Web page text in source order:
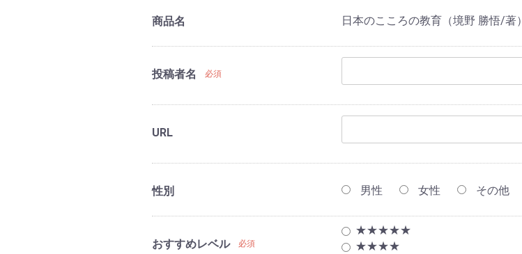
商品名 日本のこころの教育（境野 勝悟/著）
投稿者名 必須
URL
性別 男性 女性 その他
おすすめレベル 必須
★★★★★
★★★★